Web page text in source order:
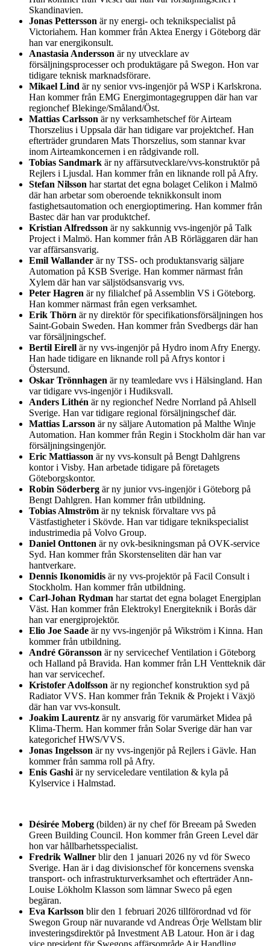
Skandinavien.
Jonas Pettersson är ny energi- och teknikspecialist på
Victoriahem. Han kommer från Aktea Energy i Göteborg där
han var energikonsult.
Anastasia Andersson är ny utvecklare av
försäljningsprocesser och produktägare på Swegon. Hon var
tidigare teknisk marknadsförare.
Mikael Lind är ny senior vvs-ingenjör på WSP i Karlskrona.
Han kommer från EMG Energimontagegruppen där han var
regionchef Blekinge/Småland/Öst.
Mattias Carlsson är ny verksamhetschef för Airteam
Thorszelius i Uppsala där han tidigare var projektchef. Han
efterträder grundaren Mats Thorszelius, som stannar kvar
inom Airteamkoncernen i en rådgivande roll.
Tobias Sandmark är ny affärsutvecklare/vvs-konstruktör på
Rejlers i Ljusdal. Han kommer från en liknande roll på Afry.
Stefan Nilsson har startat det egna bolaget Celikon i Malmö
där han arbetar som oberoende teknikkonsult inom
fastighetsautomation och energioptimering. Han kommer från
Bastec där han var produktchef.
Kristian Alfredsson är ny sakkunnig vvs-ingenjör på Talk
Project i Malmö. Han kommer från AB Rörläggaren där han
var affärsansvarig.
Emil Wallander är ny TSS- och produktansvarig säljare
Automation på KSB Sverige. Han kommer närmast från
Xylem där han var säljstödsansvarig vvs.
Peter Hagren är ny filialchef på Assemblin VS i Göteborg.
Han kommer närmast från egen verksamhet.
Erik Thörn är ny direktör för specifikationsförsäljningen hos
Saint-Gobain Sweden. Han kommer från Svedbergs där han
var försäljningschef.
Bertil Eirell är ny vvs-ingenjör på Hydro inom Afry Energy.
Han hade tidigare en liknande roll på Afrys kontor i
Östersund.
Oskar Trönnhagen är ny teamledare vvs i Hälsingland. Han
var tidigare vvs-ingenjör i Hudiksvall.
Anders Lithén är ny regionchef Nedre Norrland på Ahlsell
Sverige. Han var tidigare regional försäljningschef där.
Mattias Larsson är ny säljare Automation på Malthe Winje
Automation. Han kommer från Regin i Stockholm där han var
försäljningsingenjör.
Eric Mattiasson är ny vvs-konsult på Bengt Dahlgrens
kontor i Visby. Han arbetade tidigare på företagets
Göteborgskontor.
Robin Söderberg är ny junior vvs-ingenjör i Göteborg på
Bengt Dahlgren. Han kommer från utbildning.
Tobias Almström är ny teknisk förvaltare vvs på
Västfastigheter i Skövde. Han var tidigare teknikspecialist
industrimedia på Volvo Group.
Daniel Onttonen är ny ovk-besikningsman på OVK-service
Syd. Han kommer från Skorstenseliten där han var
hantverkare.
Dennis Ikonomidis är ny vvs-projektör på Facil Consult i
Stockholm. Han kommer från utbildning.
Carl-Johan Rydman har startat det egna bolaget Energiplan
Väst. Han kommer från Elektrokyl Energiteknik i Borås där
han var energiprojektör.
Elio Joe Saade är ny vvs-ingenjör på Wikström i Kinna. Han
kommer från utbildning.
André Göransson är ny servicechef Ventilation i Göteborg
och Halland på Bravida. Han kommer från LH Ventteknik där
han var servicechef.
Kristofer Adolfsson är ny regionchef konstruktion syd på
Radiator VVS. Han kommer från Teknik & Projekt i Växjö
där han var vvs-konsult.
Joakim Laurentz är ny ansvarig för varumärket Midea på
Klima-Therm. Han kommer från Solar Sverige där han var
kategorichef HWS/VVS.
Jonas Ingelsson är ny vvs-ingenjör på Rejlers i Gävle. Han
kommer från samma roll på Afry.
Enis Gashi är ny serviceledare ventilation & kyla på
Kylservice i Halmstad.
Désirée Moberg (bilden) är ny chef för Breeam på Sweden
Green Building Council. Hon kommer från Green Level där
hon var hållbarhetsspecialist.
Fredrik Wallner blir den 1 januari 2026 ny vd för Sweco
Sverige. Han är i dag divisionschef för koncernens svenska
transport- och infrastrukturverksamhet och efterträder Ann-
Louise Lökholm Klasson som lämnar Sweco på egen
begäran.
Eva Karlsson blir den 1 februari 2026 tillförordnad vd för
Swegon Group när nuvarande vd Andreas Örje Wellstam blir
investeringsdirektör på Investment AB Latour. Hon är i dag
vice president för Swegons affärsområde Air Handling.